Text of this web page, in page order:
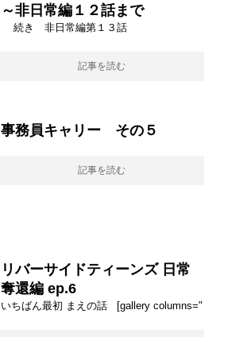
～非日常編１２話まで
続き 非日常編第１３話
記事を読む
事務員キャリー その５
記事を読む
リバーサイドティーンズ 日常
奪還編 ep.6
いちばん最初 まえの話 [gallery columns="